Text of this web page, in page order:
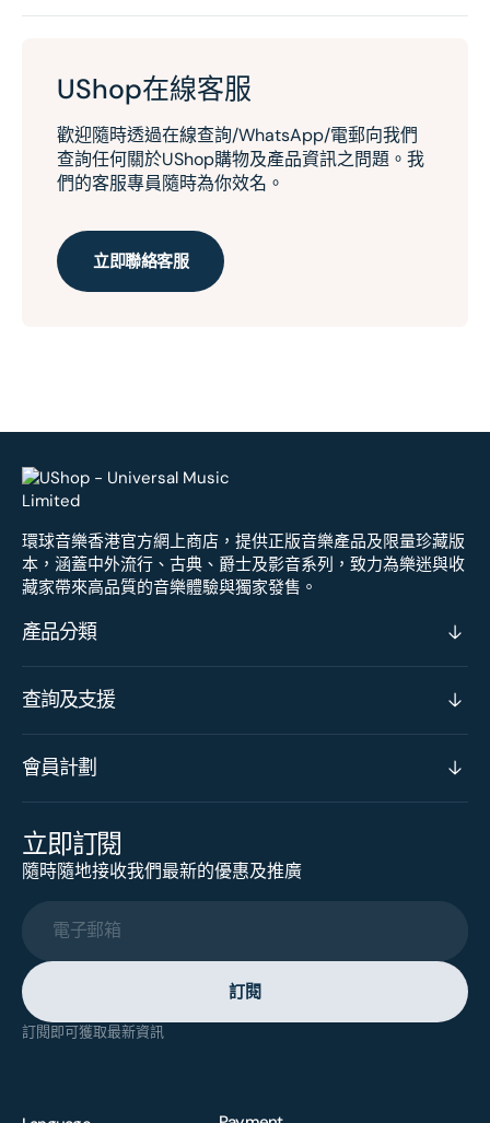
UShop在線客服
歡迎隨時透過在線查詢/WhatsApp/電郵向我們
查詢任何關於UShop購物及產品資訊之問題。我
們的客服專員隨時為你效名。
立即聯絡客服
環球音樂香港官方網上商店，提供正版音樂產品及限量珍藏版
本，涵蓋中外流行、古典、爵士及影音系列，致力為樂迷與收
藏家帶來高品質的音樂體驗與獨家發售。
產品分類
查詢及支援
會員計劃
立即訂閱
隨時隨地接收我們最新的優惠及推廣
電子郵箱
訂閱
訂閱即可獲取最新資訊